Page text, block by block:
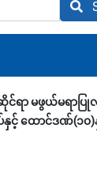
ရာ မဖွယ်မရာပ
ထောင်ဒဏ်(၁၀)